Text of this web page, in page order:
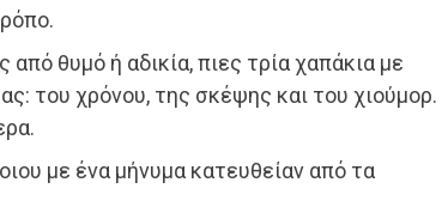
θυμό ή αδικία, πιες τρία χαπάκια με
του χρόνου, της σκέψης και του χιούμορ.
με ένα μήνυμα κατευθείαν από τα